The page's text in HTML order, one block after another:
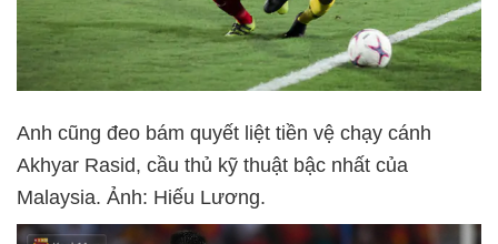
Anh cũng đeo bám quyết liệt tiền vệ chạy cánh
Akhyar Rasid, cầu thủ kỹ thuật bậc nhất của
Malaysia. Ảnh: Hiếu Lương.